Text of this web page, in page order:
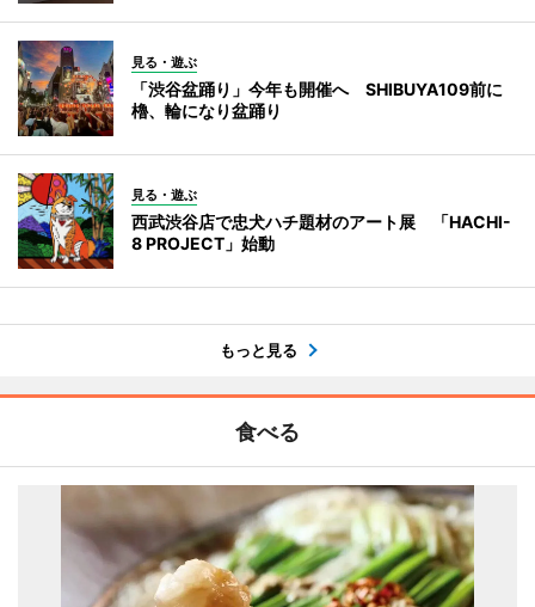
見る・遊ぶ
「渋谷盆踊り」今年も開催へ SHIBUYA109前に
櫓、輪になり盆踊り
見る・遊ぶ
西武渋谷店で忠犬ハチ題材のアート展 「HACHI-
8 PROJECT」始動
もっと見る
食べる